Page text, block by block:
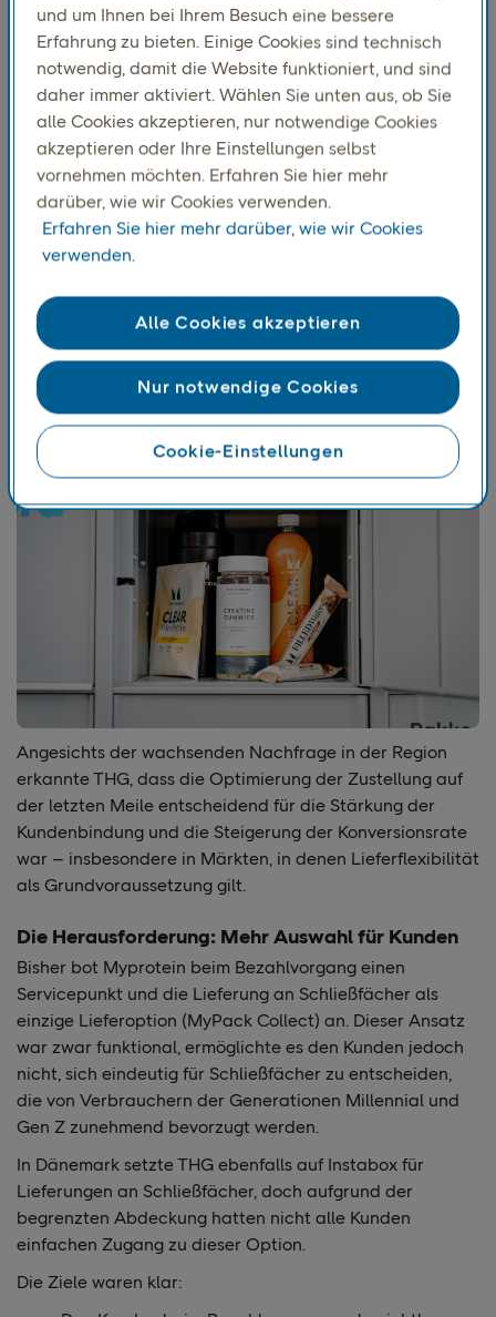
Das Geschäft verstehen
THG ist ein weltweit führendes Unternehmen im Bereich
des digitalen Handels, und Myprotein ist eine seiner
Vorzeigemarken – bekannt für hochwertige
Sporternährungsprodukte, die mit den skandinavischen
Werten im Einklang stehen: natürliche Inhaltsstoffe,
Nachhaltigkeit und ethische Produktion. Die Mischung
aus Qualität, Erschwinglichkeit und Umweltbewusstsein
macht Myprotein besonders in Schweden, Dänemark und
Finnland attraktiv.
Angesichts der wachsenden Nachfrage in der Region
erkannte THG, dass die Optimierung der Zustellung auf
der letzten Meile entscheidend für die Stärkung der
Kundenbindung und die Steigerung der Konversionsrate
war – insbesondere in Märkten, in denen Lieferflexibilität
als Grundvoraussetzung gilt.
Die Herausforderung: Mehr Auswahl für Kunden
Bisher bot Myprotein beim Bezahlvorgang einen
Servicepunkt und die Lieferung an Schließfächer als
einzige Lieferoption (MyPack Collect) an. Dieser Ansatz
war zwar funktional, ermöglichte es den Kunden jedoch
nicht, sich eindeutig für Schließfächer zu entscheiden,
die von Verbrauchern der Generationen Millennial und
Gen Z zunehmend bevorzugt werden.
In Dänemark setzte THG ebenfalls auf Instabox für
Lieferungen an Schließfächer, doch aufgrund der
begrenzten Abdeckung hatten nicht alle Kunden
einfachen Zugang zu dieser Option.
Die Ziele waren klar:
und um Ihnen bei Ihrem Besuch eine bessere
Erfahrung zu bieten. Einige Cookies sind technisch
notwendig, damit die Website funktioniert, und sind
daher immer aktiviert. Wählen Sie unten aus, ob Sie
alle Cookies akzeptieren, nur notwendige Cookies
akzeptieren oder Ihre Einstellungen selbst
vornehmen möchten. Erfahren Sie hier mehr
darüber, wie wir Cookies verwenden.
Erfahren Sie hier mehr darüber, wie wir Cookies
verwenden.
Cookie-Einstellungen
Nur notwendige Cookies
Alle Cookies akzeptieren